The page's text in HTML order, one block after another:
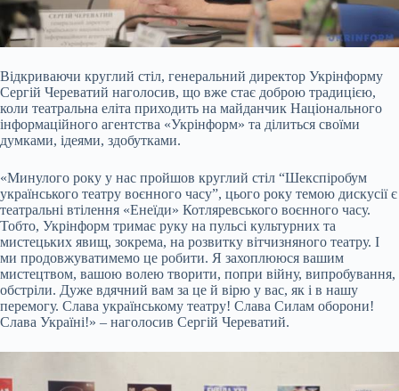
Відкриваючи круглий стіл, генеральний директор Укрінформу
Сергій Череватий наголосив, що вже стає доброю традицією,
коли театральна еліта приходить на майданчик Національного
інформаційного агентства «Укрінформ» та ділиться своїми
думками, ідеями, здобутками.
«Минулого року у нас пройшов круглий стіл “Шекспіробум
українського театру воєнного часу”, цього року темою дискусії є
театральні втілення «Енеїди» Котляревського воєнного часу.
Тобто, Укрінформ тримає руку на пульсі культурних та
мистецьких явищ, зокрема, на розвитку вітчизняного театру. І
ми продовжуватимемо це робити. Я захоплююся вашим
мистецтвом, вашою волею творити, попри війну, випробування,
обстріли. Дуже вдячний вам за це й вірю у вас, як і в нашу
перемогу. Слава українському театру! Слава Силам оборони!
Слава Україні!» – наголосив Сергій Череватий.